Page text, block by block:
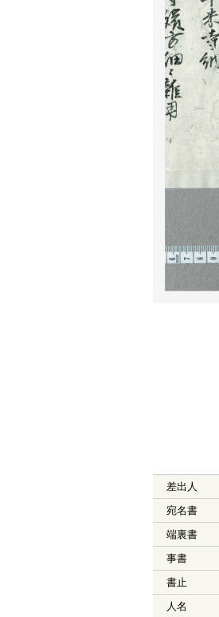
差出人
宛名書
端裏書
事書
書止
人名